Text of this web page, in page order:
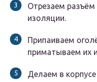
Отрезаем
изоляции.
Припаиваем
приматываем их
Делаем в